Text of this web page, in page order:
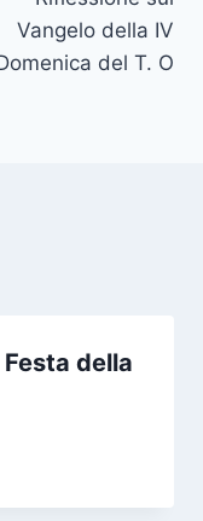
Vangelo della IV
del T. O
della